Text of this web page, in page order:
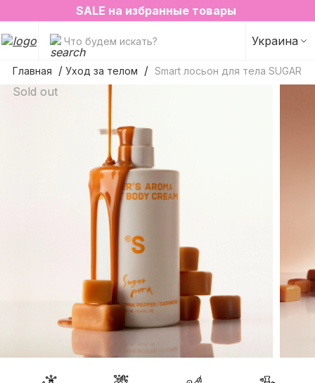
2=3 на любимые ароматы для дома✨
SALE на избранные товары
Что будем искать? Украина
Главная Уход за телом Smart лосьон для тела SUGAR
Sold out